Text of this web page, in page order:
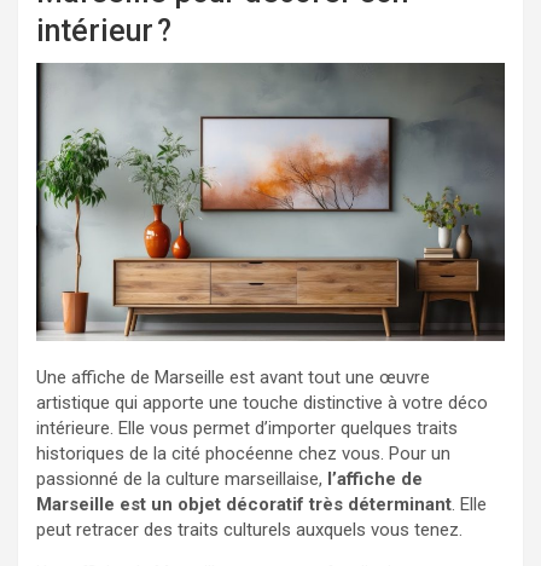
intérieur ?
Une affiche de Marseille est avant tout une œuvre
artistique qui apporte une touche distinctive à votre déco
intérieure. Elle vous permet d’importer quelques traits
historiques de la cité phocéenne chez vous. Pour un
passionné de la culture marseillaise, l’affiche de
Marseille est un objet décoratif très déterminant. Elle
peut retracer des traits culturels auxquels vous tenez.